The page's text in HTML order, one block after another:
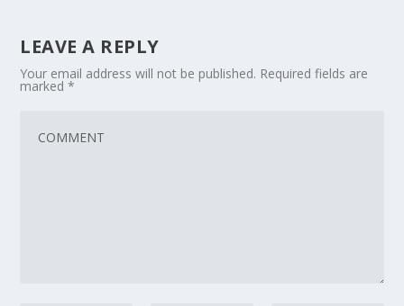
LEAVE A REPLY
Your email address will not be published. Required fields are
marked*